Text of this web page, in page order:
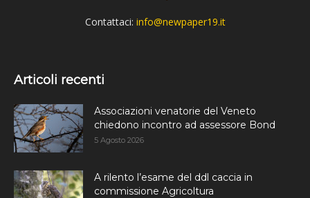
Contattaci: info@newpaper19.it
Articoli recenti
Associazioni venatorie del Veneto
chiedono incontro ad assessore Bond
5 Agosto 2026
A rilento l’esame del ddl caccia in
commissione Agricoltura